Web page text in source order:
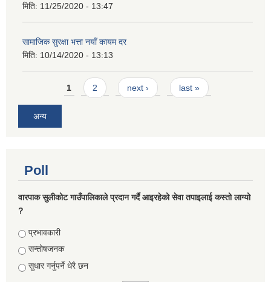
मिति: 11/25/2020 - 13:47
सामाजिक सुरक्षा भत्ता नयाँ कायम दर
मिति: 10/14/2020 - 13:13
Pages1 2 next › last »
अन्य
Poll
वारपाक सुलीकोट गाउँपालिकाले प्रदान गर्दै आइरहेको सेवा तपाइलाई कस्तो लाग्यो
?
Choices
प्रभावकारी
सन्तोषजनक
सुधार गर्नुपर्ने धेरै छन